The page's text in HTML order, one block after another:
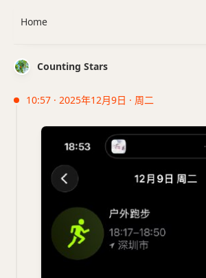
Counting Stars
10:57 · 2025年12月9日 · 周二
Home